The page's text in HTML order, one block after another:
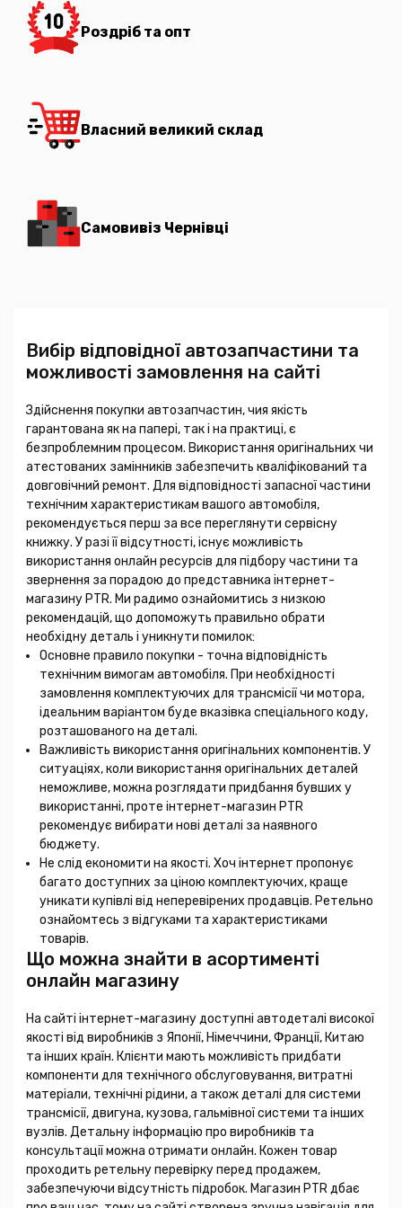
Роздріб та опт
Власний великий склад
Самовивіз Чернівці
Вибір відповідної автозапчастини та
можливості замовлення на сайті
Здійснення покупки автозапчастин, чия якість
гарантована як на папері, так і на практиці, є
безпроблемним процесом. Використання оригінальних чи
атестованих замінників забезпечить кваліфікований та
довговічний ремонт. Для відповідності запасної частини
технічним характеристикам вашого автомобіля,
рекомендується перш за все переглянути сервісну
книжку. У разі її відсутності, існує можливість
використання онлайн ресурсів для підбору частини та
звернення за порадою до представника інтернет-
магазину PTR. Ми радимо ознайомитись з низкою
рекомендацій, що допоможуть правильно обрати
необхідну деталь і уникнути помилок:
Основне правило покупки - точна відповідність
технічним вимогам автомобіля. При необхідності
замовлення комплектуючих для трансмісії чи мотора,
ідеальним варіантом буде вказівка спеціального коду,
розташованого на деталі.
Важливість використання оригінальних компонентів. У
ситуаціях, коли використання оригінальних деталей
неможливе, можна розглядати придбання бувших у
використанні, проте інтернет-магазин PTR
рекомендує вибирати нові деталі за наявного
бюджету.
Не слід економити на якості. Хоч інтернет пропонує
багато доступних за ціною комплектуючих, краще
уникати купівлі від неперевірених продавців. Ретельно
ознайомтесь з відгуками та характеристиками
товарів.
Що можна знайти в асортименті
онлайн магазину
На сайті інтернет-магазину доступні автодеталі високої
якості від виробників з Японії, Німеччини, Франції, Китаю
та інших країн. Клієнти мають можливість придбати
компоненти для технічного обслуговування, витратні
матеріали, технічні рідини, а також деталі для системи
трансмісії, двигуна, кузова, гальмівної системи та інших
вузлів. Детальну інформацію про виробників та
консультації можна отримати онлайн. Кожен товар
проходить ретельну перевірку перед продажем,
забезпечуючи відсутність підробок. Магазин PTR дбає